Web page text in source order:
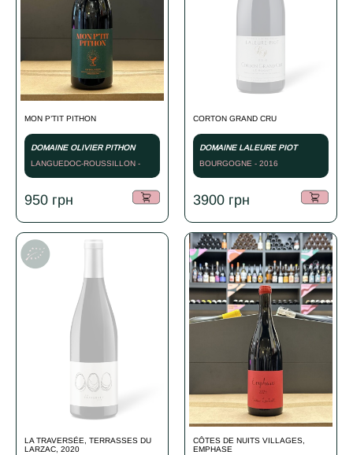
MON P’TIT PITHON
DOMAINE OLIVIER PITHON
LANGUEDOC-ROUSSILLON -
СУХЕ ЧЕРВОНЕ - 2022
950 грн
CORTON GRAND CRU
DOMAINE LALEURE PIOT
BOURGOGNE - 2016
3900 грн
LA TRAVERSÉE, TERRASSES DU
LARZAC, 2020
CÔTES DE NUITS VILLAGES,
EMPHASE